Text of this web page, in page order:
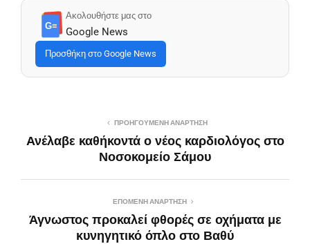
G≡
Ακολουθήστε μας στο
Google News
Προσθήκη στο Google News
ΠΡΟΗΓΟΎΜΕΝΗ ΑΝΆΡΤΗΣΗ
Ανέλαβε καθήκοντά ο νέος καρδιολόγος στο
Νοσοκομείο Σάμου
ΕΠΌΜΕΝΗ ΑΝΆΡΤΗΣΗ
Άγνωστος προκαλεί φθορές σε οχήματα με
κυνηγητικό όπλο στο Βαθύ